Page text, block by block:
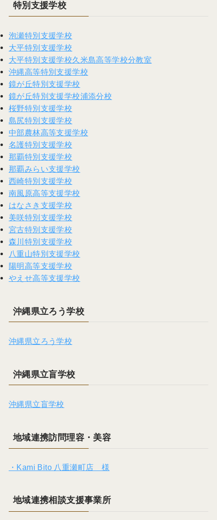
特別支援学校
泡瀬特別支援学校
大平特別支援学校
大平特別支援学校久米島高等学校分教室
沖縄高等特別支援学校
鏡が丘特別支援学校
鏡が丘特別支援学校浦添分校
桜野特別支援学校
島尻特別支援学校
中部農林高等支援学校
名護特別支援学校
那覇特別支援学校
那覇みらい支援学校
西崎特別支援学校
南風原高等支援学校
はなさき支援学校
美咲特別支援学校
宮古特別支援学校
森川特別支援学校
八重山特別支援学校
陽明高等支援学校
やえせ高等支援学校
沖縄県立ろう学校
沖縄県立ろう学校
沖縄県立盲学校
沖縄県立盲学校
地域連携訪問理容・美容
・Kami Bito 八重瀬町店 様
地域連携相談支援事業所